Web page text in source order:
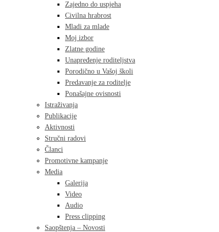
Zajedno do uspjeha
Civilna hrabrost
Mladi za mlade
Moj izbor
Zlatne godine
Unapređenje roditeljstva
Porodično u Vašoj školi
Predavanje za roditelje
Ponašajne ovisnosti
Istraživanja
Publikacije
Aktivnosti
Stručni radovi
Članci
Promotivne kampanje
Media
Galerija
Video
Audio
Press clipping
Saopštenja – Novosti